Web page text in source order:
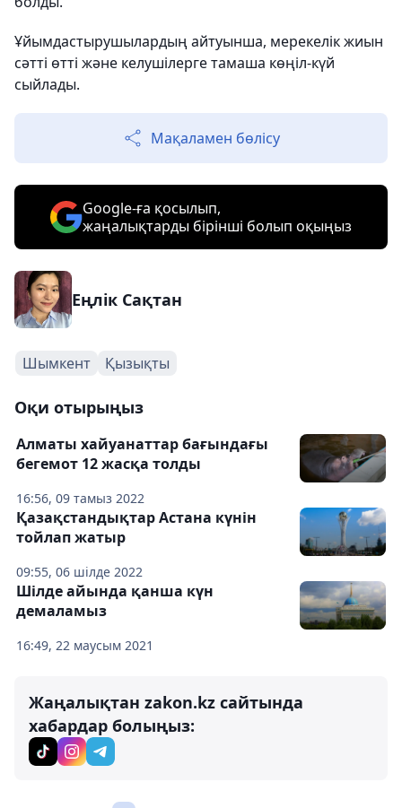
Ұйымдастырушылардың айтуынша, мерекелік жиын
сәтті өтті және келушілерге тамаша көңіл-күй
сыйлады.
Мақаламен бөлісу
Google-ға қосылып,
жаңалықтарды бірінші болып оқыңыз
Еңлік Сақтан
Шымкент Қызықты
Оқи отырыңыз
16:56, 09 тамыз 2022
Алматы хайуанаттар бағындағы
бегемот 12 жасқа толды
09:55, 06 шілде 2022
Қазақстандықтар Астана күнін
тойлап жатыр
16:49, 22 маусым 2021
Шілде айында қанша күн
демаламыз
Жаңалықтан zakon.kz сайтында
хабардар болыңыз: